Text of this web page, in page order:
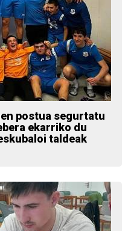
postua segurtatu
ekarriko du
taldeak